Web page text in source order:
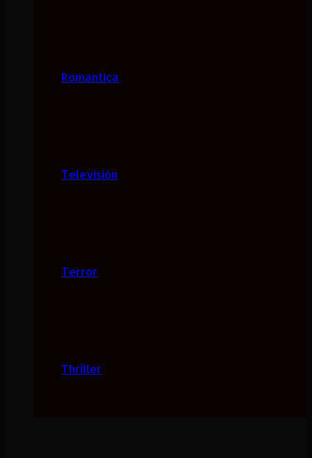
Romantica
Televisión
Terror
Thriller